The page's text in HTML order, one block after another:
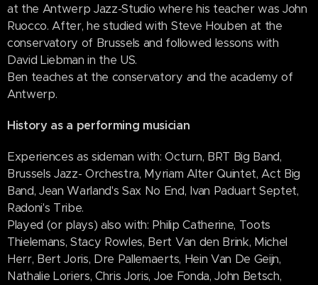
at the Antwerp Jazz-Studio where his teacher was John
Ruocco. After, he studied with Steve Houben at the
conservatory of Brussels and followed lessons with
David Liebman in the US.
Ben teaches at the conservatory and the academy of
Antwerp.
History as a performing musician
Experiences as sideman with: Octurn, BRT Big Band,
Brussels Jazz- Orchestra, Myriam Alter Quintet, Act Big
Band, Jean Warland's Sax No End, Ivan Paduart Septet,
Radoni's Tribe.
Played (or plays) also with: Philip Catherine, Toots
Thielemans, Stacy Rowles, Bert Van den Brink, Michel
Herr, Bert Joris, Dre Pallemaerts, Hein Van De Geijn,
Nathalie Loriers, Chris Joris, Joe Fonda, John Betsch,